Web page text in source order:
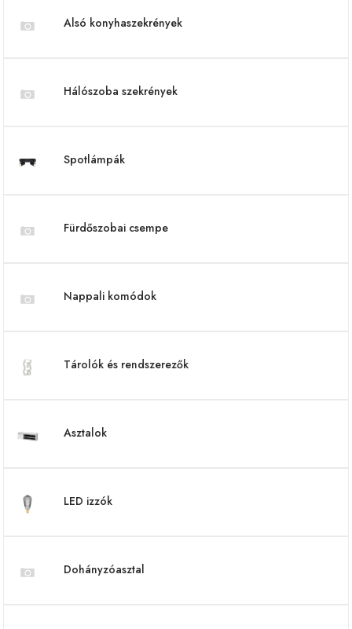
Alsó konyhaszekrények
Hálószoba szekrények
Spotlámpák
Fürdőszobai csempe
Nappali komódok
Tárolók és rendszerezők
Asztalok
LED izzók
Dohányzóasztal